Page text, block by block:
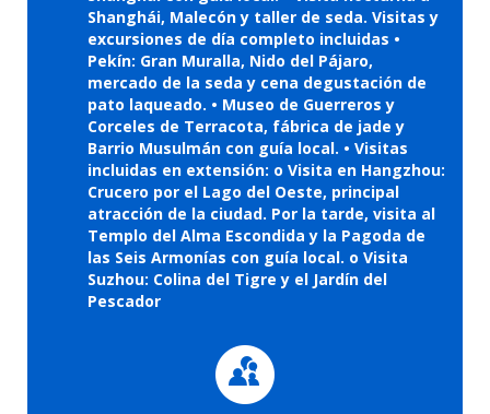
Shanghái, Malecón y taller de seda. Visitas y
excursiones de día completo incluidas •
Pekín: Gran Muralla, Nido del Pájaro,
mercado de la seda y cena degustación de
pato laqueado. • Museo de Guerreros y
Corceles de Terracota, fábrica de jade y
Barrio Musulmán con guía local. • Visitas
incluidas en extensión: o Visita en Hangzhou:
Crucero por el Lago del Oeste, principal
atracción de la ciudad. Por la tarde, visita al
Templo del Alma Escondida y la Pagoda de
las Seis Armonías con guía local. o Visita
Suzhou: Colina del Tigre y el Jardín del
Pescador